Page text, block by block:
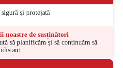
sigură și protejată
noastre de susținători
să planificăm și să continuăm să